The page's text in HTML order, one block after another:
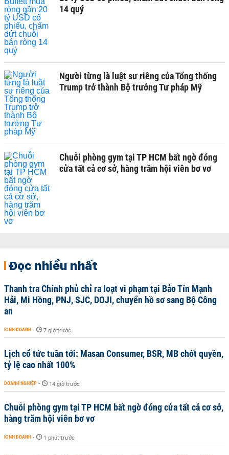
14 quý
Người từng là luật sư riêng của Tổng thống
Trump trở thành Bộ trưởng Tư pháp Mỹ
Chuỗi phòng gym tại TP HCM bất ngờ đóng
cửa tất cả cơ sở, hàng trăm hội viên bơ vơ
Đọc nhiều nhất
Thanh tra Chính phủ chỉ ra loạt vi phạm tại Bảo Tín Mạnh
Hải, Mi Hồng, PNJ, SJC, DOJI, chuyển hồ sơ sang Bộ Công
an
KINH DOANH - 7 giờ trước
Lịch cổ tức tuần tới: Masan Consumer, BSR, MB chốt quyền,
tỷ lệ cao nhất 100%
DOANH NGHIỆP - 14 giờ trước
Chuỗi phòng gym tại TP HCM bất ngờ đóng cửa tất cả cơ sở,
hàng trăm hội viên bơ vơ
KINH DOANH - 1 phút trước